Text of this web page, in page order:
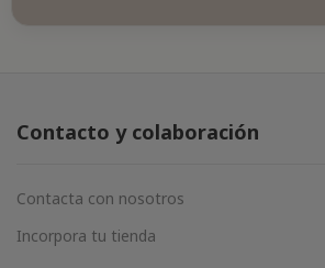
Contacto y colaboración
Contacta con nosotros
Incorpora tu tienda